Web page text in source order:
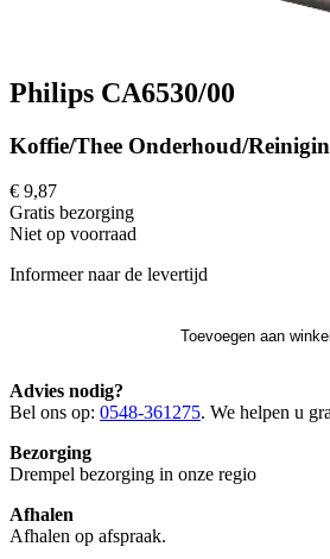
Philips CA6530/00
Koffie/Thee Onderhoud/Reinigin
€ 9,87
Gratis bezorging
Niet op voorraad
Informeer naar de levertijd
Toevoegen aan
Advies nodig?
Bel ons op: 0548-361275. We helpen u
Bezorging
Drempel bezorging in onze regio
Afhalen
Afhalen op afspraak.